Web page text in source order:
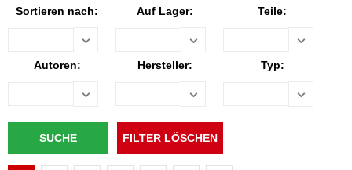
Sortieren nach: Auf Lager: Teile:
Autoren: Hersteller: Typ: